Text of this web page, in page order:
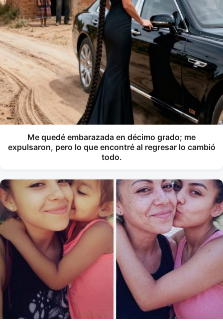
Me quedé embarazada en décimo grado; me
expulsaron, pero lo que encontré al regresar lo cambió
todo.